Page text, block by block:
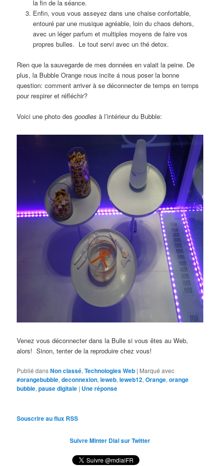
la fin de la séance.
Enfin, vous vous asseyez dans une chaise confortable,
entouré par une musique agréable, loin du chaos dehors,
avec un léger parfum et multiples moyens de faire vos
propres bulles. Le tout servi avec un thé detox.
Rien que la sauvegarde de mes données en valait la peine. De
plus, la Bubble Orange nous incite á nous poser la bonne
question: comment arriver à se déconnecter de temps en temps
pour respirer et réfléchir?
Voici une photo desgoodies à l’intérieur du Bubble:
Venez vous déconnecter dans la Bulle si vous êtes au Web,
alors! Sinon, tenter de la reproduire chez vous!
Publié dansNon classé,Technologies Web | Marqué avec
#orangebubble,deconnexion,leweb,leweb12,Orange,orange
bubble,pause digitale | Uneréponse
Souscrire au flux RSS
Suivre Minter Dial sur Twitter